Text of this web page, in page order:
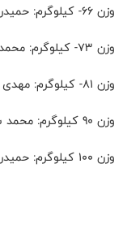
وزن 66- کیلوگرم: حمیدرضا پاپی
وزن 73- کیلوگرم: محمد صدیقی و وحید جدی
وزن 81- کیلوگرم: مهدی فتحی پور
وزن 90 کیلوگرم: محمد سعیدی و قاسم باغچقی
وزن 100 کیلوگرم: حمیدرضا ملک زاده